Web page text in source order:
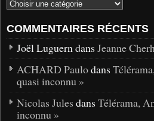
COMMENTAIRES RÉCENTS
Joël Luguern dans Jeanne
ACHARD Paulodans
quasi inconnu »
Nicolas Jules dans Télérama,
inconnu »